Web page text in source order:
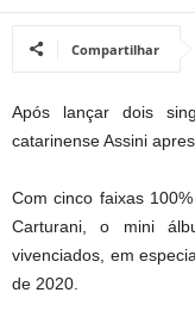
Compartilhar
Após lançar dois
catarinense Assini
Com cinco faixas
Carturani, o mini
vivenciados, em
de 2020.